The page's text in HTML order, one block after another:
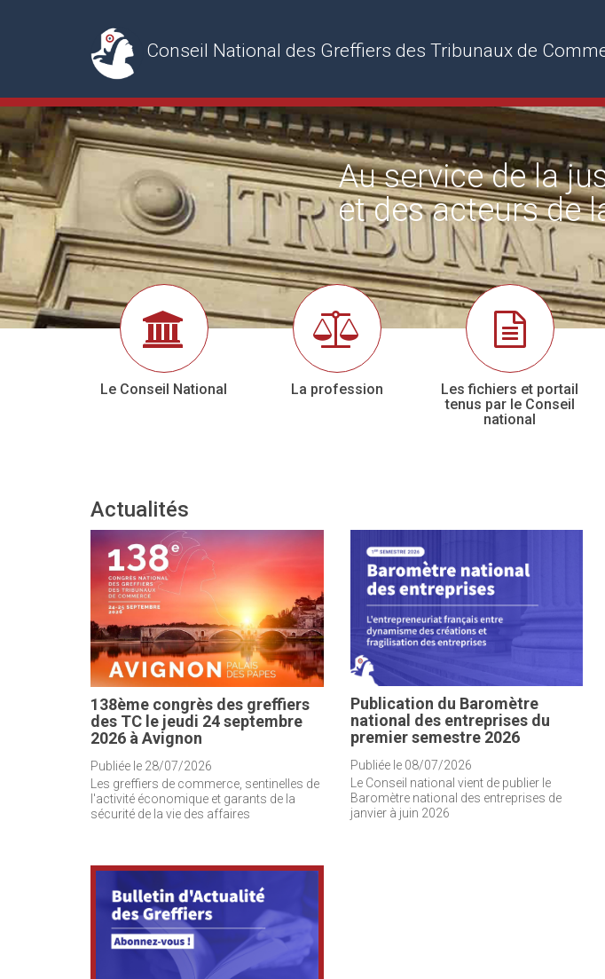
Conseil National des Greffiers des Tribunaux de
Au service de la
et des acteurs de
Le Conseil National La profession
Les fichiers et portail
tenus par le Conseil
national
Actualités
138ème congrès des greffiers
des TC le jeudi 24 septembre
2026 à Avignon
Publiée le 28/07/2026
Les greffiers de commerce, sentinelles de
l'activité économique et garants de la
sécurité de la vie des affaires
Publication du Baromètre
national des entreprises du
premier semestre 2026
Publiée le 08/07/2026
Le Conseil national vient de publier le
Baromètre national des entreprises de
janvier à juin 2026